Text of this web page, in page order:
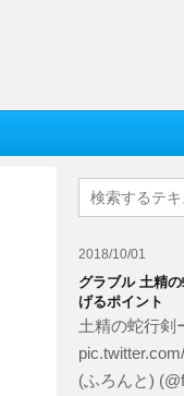
2018/10/01
グラブル 土精
げるポイント
土精の蛇行剣
(ふろんと)